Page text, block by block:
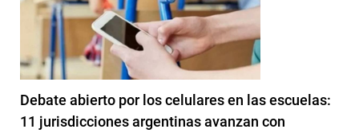
Debate abierto por los celulares en las escuelas:
11 jurisdicciones argentinas avanzan con